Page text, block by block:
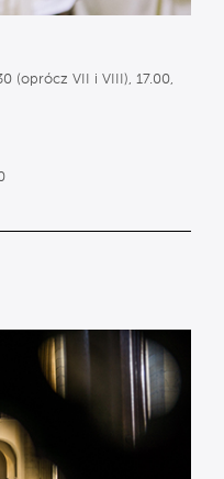
(oprócz VII i VIII), 17.00,